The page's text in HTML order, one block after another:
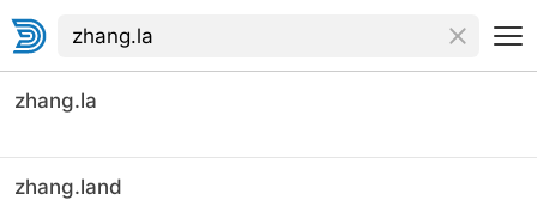
zhang.la
zhang.land